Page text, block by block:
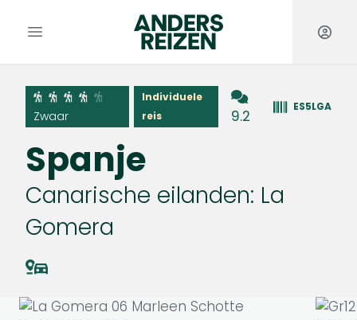
Open hoofdmenu
Anders Reizen
Zwaar
Individuele
reis
9.2
ES5LGA
Spanje
Canarische eilanden: La
Gomera